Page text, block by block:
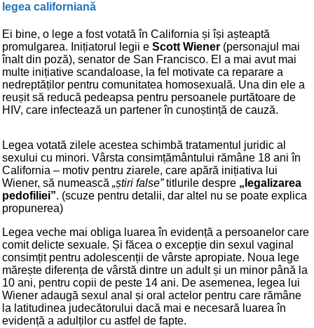
legea californiană
Ei bine, o lege a fost votată în California și își așteaptă
promulgarea. Inițiatorul legii e Scott Wiener (personajul mai
înalt din poză), senator de San Francisco. El a mai avut mai
multe inițiative scandaloase, la fel motivate ca reparare a
nedreptăților pentru comunitatea homosexuală. Una din ele a
reușit să reducă pedeapsa pentru persoanele purtătoare de
HIV, care infectează un partener în cunoștință de cauză.
Legea votată zilele acestea schimbă tratamentul juridic al
sexului cu minori. Vârsta consimțământului rămâne 18 ani în
California – motiv pentru ziarele, care apără inițiativa lui
Wiener, să numească „știri false”titlurile despre „legalizarea
pedofiliei”. (scuze pentru detalii, dar altel nu se poate explica
propunerea)
Legea veche mai obliga luarea în evidență a persoanelor care
comit delicte sexuale. Și făcea o excepție din sexul vaginal
consimțit pentru adolescenții de vârste apropiate. Noua lege
mărește diferența de vârstă dintre un adult și un minor până la
10 ani, pentru copii de peste 14 ani. De asemenea, legea lui
Wiener adaugă sexul anal și oral actelor pentru care rămâne
la latitudinea judecătorului dacă mai e necesară luarea în
evidență a adulților cu astfel de fapte.